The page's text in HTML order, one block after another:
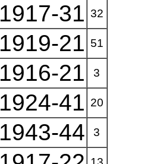
1917-31 32
1919-21 51
1916-21 3
1924-41 20
1943-44 3